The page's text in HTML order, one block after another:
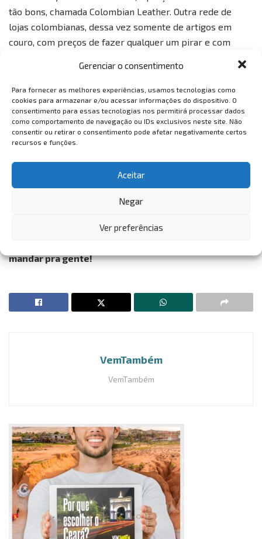
Gerenciar o consentimento
Para fornecer as melhores experiências, usamos tecnologias como
cookies para armazenar e/ou acessar informações do dispositivo. O
consentimento para essas tecnologias nos permitirá processar dados
como comportamento de navegação ou IDs exclusivos neste site. Não
consentir ou retirar o consentimento pode afetar negativamente certos
recursos e funções.
Aceitar
Negar
Ver preferências
tão bons, chamada Colombian Leather. Outra rede de
lojas colombianas, dessa vez somente de artigos em
couro, com preços de fazer qualquer um pirar e com
possível se encontrar bolsas e sapatos femininos e
masculinos e até mesmo artigos de decoração. Vale a
visita!
O texto, de autoria da correspondente VemTambém Emily
Gutierrez, traz dicas para quem for visitar a cidade de
Sempre que nossos correspondentes conhecem
novos lugares e nos falam com entusiasmo sobre,
viagem para compartilharmos aqui no site. Se você
mandar pra gente!
VemTambém
VemTambém